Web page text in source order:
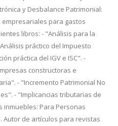
y Desbalance Patrimonial:
empresariales para gastos
libros: - "Análisis para la
práctico del Impuesto
práctica del IGV e ISC". -
constructoras e
- "Incremento Patrimonial No
- "Implicancias tributarias de
Para Personas
Autor de artículos para revistas